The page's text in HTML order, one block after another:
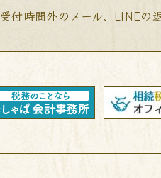
受付時間外のメール、LINEの